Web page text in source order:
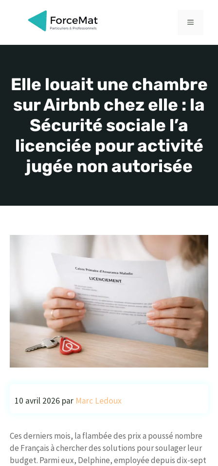
MENU
Elle louait une chambre
sur Airbnb chez elle : la
Sécurité sociale l’a
licenciée pour activité
jugée non autorisée
10 avril 2026 par Marc Ledoux
Ces derniers mois, la flambée des prix a poussé nombre
de Français à chercher des solutions pour soulager leur
budget. Parmi eux, Delphine, employée depuis dix-sept